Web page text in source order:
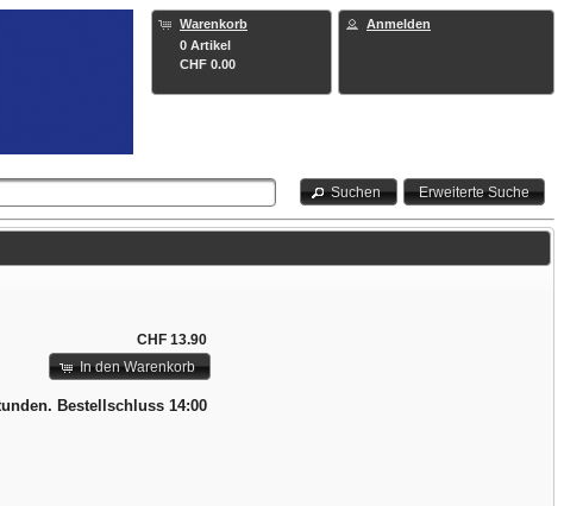
Warenkorb
0 Artikel
CHF 0.00
Anmelden
Suchen Erweiterte Suche
CHF 13.90
In den Warenkorb
Bestellschluss 14:00